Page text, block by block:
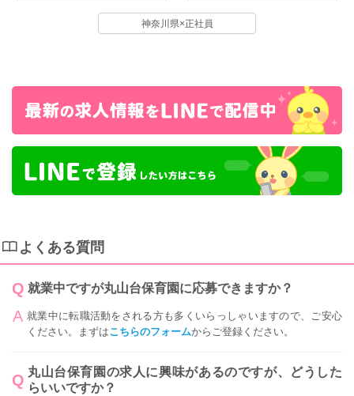
神奈川県×正社員
よくある質問
就業中ですが丸山台保育園に応募できますか？
就業中に転職活動をされる方も多くいらっしゃいますので、ご安心
ください。まずはこちらのフォームからご登録ください。
丸山台保育園の求人に興味があるのですが、どうした
らいいですか？